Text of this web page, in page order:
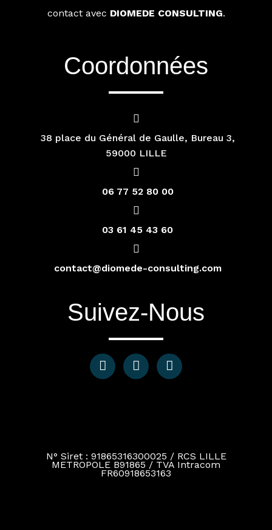
contact avec DIOMEDE CONSULTING.
Coordonnées
38 place du Général de Gaulle, Bureau 3,
59000 LILLE
06 77 52 80 00
03 61 45 43 60
contact@diomede-consulting.com
Suivez-Nous
N° Siret : 91865316300025 / RCS LILLE
METROPOLE B91865 / TVA Intracom
FR60918653163